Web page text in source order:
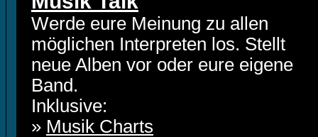
Werde eure Meinung zu allen
möglichen Interpreten los. Stellt
neue Alben vor oder eure eigene
Band.
Inklusive:
» Musik Charts